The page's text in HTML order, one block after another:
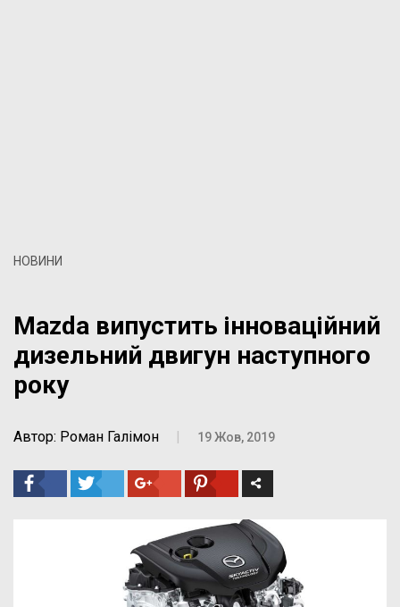
НОВИНИ
Mazda випустить інноваційний
дизельний двигун наступного
року
Автор: Роман Галімон 19 Жов, 2019